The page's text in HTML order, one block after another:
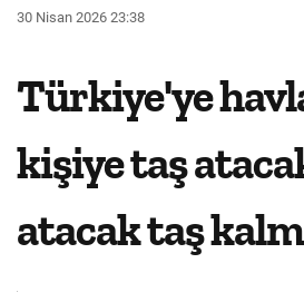
30 Nisan 2026 23:38
Türkiye'ye
kişiye taş
atacak taş